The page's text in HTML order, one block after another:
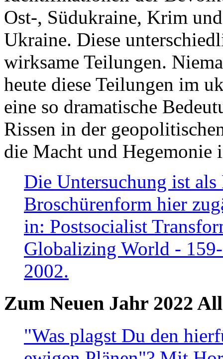
Ost-, Südukraine, Krim
Ukraine. Diese
wirksame Teilungen.
heute diese Teilungen im
eine so dramatische
Rissen in der
die Macht und Hegemonie
Die Untersuchung ist
Broschürenform hier
in: Postsocialist
Globalizing World -
2002.
Zum Neuen Jahr 2022
"Was plagst Du den